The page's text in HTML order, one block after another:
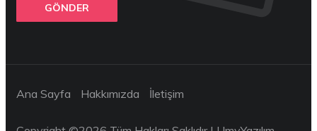
GÖNDER
Ana Sayfa Hakkımızda İletişim